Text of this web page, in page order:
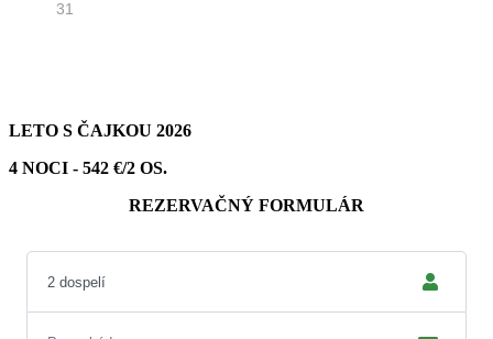
LETO S ČAJKOU 2026
4 NOCI - 542 €/2 OS.
REZERVAČNÝ FORMULÁR